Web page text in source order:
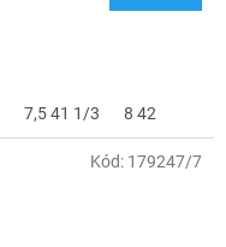
7,5 41 1/3 8 42
Kód: 179247/7